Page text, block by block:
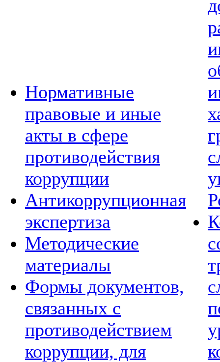
Нормативные
правовые и иные
акты в сфере
противодействия
коррупции
Антикоррупционная
экспертиза
Методические
материалы
Формы документов,
связанных с
противодействием
коррупции, для